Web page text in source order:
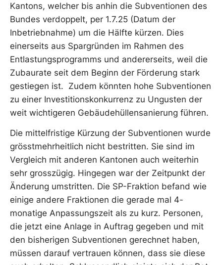
Kantons, welcher bis anhin die Subventionen des
Bundes verdoppelt, per 1.7.25 (Datum der
Inbetriebnahme) um die Hälfte kürzen. Dies
einerseits aus Spargründen im Rahmen des
Entlastungsprogramms und andererseits, weil die
Zubaurate seit dem Beginn der Förderung stark
gestiegen ist. Zudem könnten hohe Subventionen
zu einer Investitionskonkurrenz zu Ungusten der
weit wichtigeren Gebäudehüllensanierung führen.
Die mittelfristige Kürzung der Subventionen wurde
grösstmehrheitlich nicht bestritten. Sie sind im
Vergleich mit anderen Kantonen auch weiterhin
sehr grosszügig. Hingegen war der Zeitpunkt der
Änderung umstritten. Die SP-Fraktion befand wie
einige andere Fraktionen die gerade mal 4-
monatige Anpassungszeit als zu kurz. Personen,
die jetzt eine Anlage in Auftrag gegeben und mit
den bisherigen Subventionen gerechnet haben,
müssen darauf vertrauen können, dass sie diese